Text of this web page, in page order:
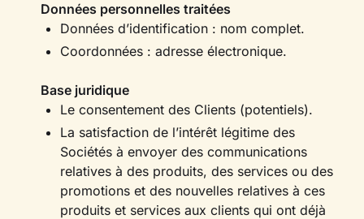
Données personnelles traitées
Données d’identification : nom complet.
Coordonnées : adresse électronique.
Base juridique
Le consentement des Clients (potentiels).
La satisfaction de l’intérêt légitime des
Sociétés à envoyer des communications
relatives à des produits, des services ou des
promotions et des nouvelles relatives à ces
produits et services aux clients qui ont déjà